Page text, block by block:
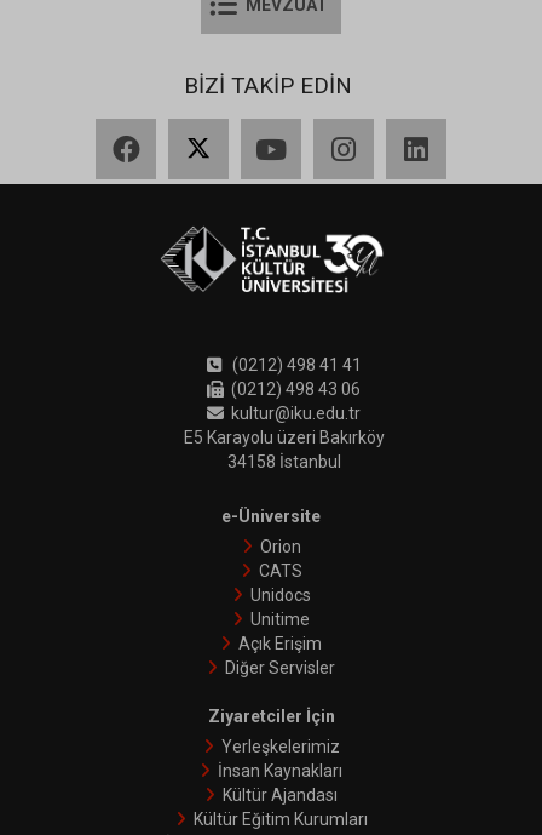
MEVZUAT
BİZİ TAKİP EDİN
(0212) 498 41 41
(0212) 498 43 06
kultur@iku.edu.tr
E5 Karayolu üzeri Bakırköy
34158 İstanbul
e-Üniversite
Orion
CATS
Unidocs
Unitime
Açık Erişim
Diğer Servisler
Ziyaretciler İçin
Yerleşkelerimiz
İnsan Kaynakları
Kültür Ajandası
Kültür Eğitim Kurumları